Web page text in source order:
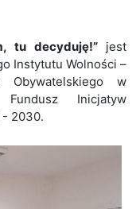
tu decyduję!” jest
Instytutu Wolności –
Obywatelskiego w
Inicjatyw
- 2030.